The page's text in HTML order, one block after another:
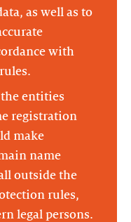
as well as to
with
the entities
registration
make
name
outside the
rules,
legal persons.